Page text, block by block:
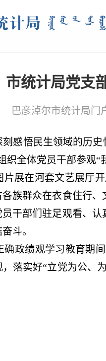
市统计局党支
巴彦淖尔市统计局门
悟民生领域的历史
织全体党员干部参
在河套文艺展厅开
族群众在衣食住行
干部们驻足观看、
斗。
政绩观学习教育期
落实好“立党为公、